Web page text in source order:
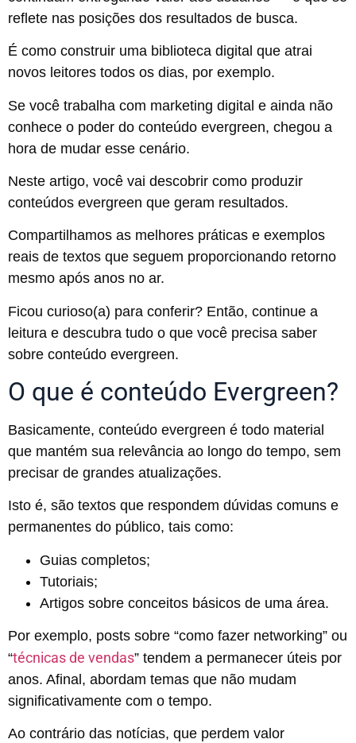
reflete nas posições dos resultados de busca.
É como construir uma biblioteca digital que atrai
novos leitores todos os dias, por exemplo.
Se você trabalha com marketing digital e ainda não
conhece o poder do conteúdo evergreen, chegou a
hora de mudar esse cenário.
Neste artigo, você vai descobrir como produzir
conteúdos evergreen que geram resultados.
Compartilhamos as melhores práticas e exemplos
reais de textos que seguem proporcionando retorno
mesmo após anos no ar.
Ficou curioso(a) para conferir? Então, continue a
leitura e descubra tudo o que você precisa saber
sobre conteúdo evergreen.
O que é conteúdo Evergreen?
Basicamente, conteúdo evergreen é todo material
que mantém sua relevância ao longo do tempo, sem
precisar de grandes atualizações.
Isto é, são textos que respondem dúvidas comuns e
permanentes do público, tais como:
Guias completos;
Tutoriais;
Artigos sobre conceitos básicos de uma área.
Por exemplo, posts sobre “como fazer networking” ou
“técnicas de vendas” tendem a permanecer úteis por
anos. Afinal, abordam temas que não mudam
significativamente com o tempo.
Ao contrário das notícias, que perdem valor